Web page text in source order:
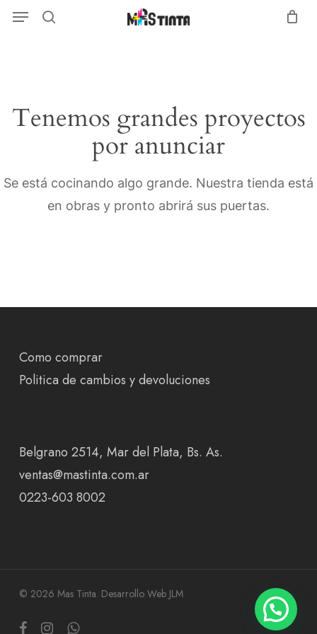
SkipMenu
Tenemos grandes proyectos
por anunciar
Se está cocinando algo grande. Nuestra tienda está
en obras y pronto abrirá sus puertas.
Como comprar
Politica de cambios y devoluciones
Belgrano 2514, Mar del Plata, Bs. As.
ventas@mastinta.com.ar
0223-603 8002
© 2026 Mas Tinta. Desarrollo Web JLM
facebookinstagramwhatsapp
Menu